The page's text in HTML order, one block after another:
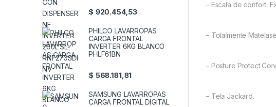
– Escala de confort:
– Totalmente
– Posture Protect
– Tela Jackard.
$920.454,53
PHILCO LAVARROPAS
CARGA FRONTAL
INVERTER 6KG BLANCO
PHLF61BN
$568.181,81
SAMSUNG LAVARROPAS
CARGA FRONTAL DIGITAL